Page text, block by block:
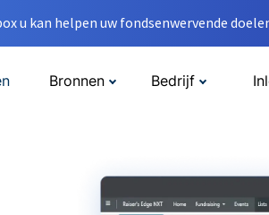
u kan helpen uw fondsenwervende
Bronnen Bedrijf